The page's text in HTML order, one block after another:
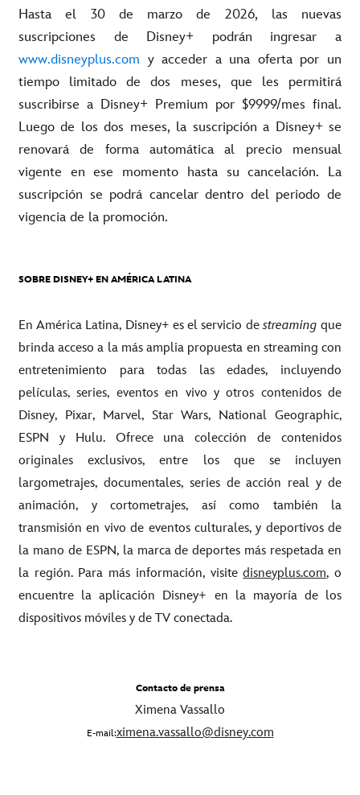
Hasta el 30 de marzo de 2026, las nuevas
suscripciones de Disney+ podrán ingresar a
www.disneyplus.com y acceder a una oferta por un
tiempo limitado de dos meses, que les permitirá
suscribirse a Disney+ Premium por $9999/mes final.
Luego de los dos meses, la suscripción a Disney+ se
renovará de forma automática al precio mensual
vigente en ese momento hasta su cancelación. La
suscripción se podrá cancelar dentro del periodo de
vigencia de la promoción.
SOBRE DISNEY+ EN AMÉRICA LATINA
En América Latina, Disney+ es el servicio destreamingque
brinda acceso a la más amplia propuesta en streaming con
entretenimiento para todas las edades, incluyendo
películas, series, eventos en vivo y otros contenidos de
Disney, Pixar, Marvel, Star Wars, National Geographic,
ESPN y Hulu. Ofrece una colección de contenidos
originales exclusivos, entre los que se incluyen
largometrajes, documentales, series de acción real y de
animación, y cortometrajes, así como también la
transmisión en vivo de eventos culturales, y deportivos de
la mano de ESPN, la marca de deportes más respetada en
la región. Para más información, visitedisneyplus.com, o
encuentre la aplicación Disney+ en la mayoría de los
dispositivos móviles y de TV conectada.
Contacto de prensa
Ximena Vassallo
E-mail:ximena.vassallo@disney.com